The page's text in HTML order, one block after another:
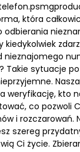
która
Takie sytuacje
weryfikację, kto
co pozwoli
i rozczarowań.
szereg
Ci życie.